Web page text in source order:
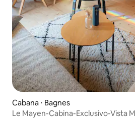
Cabana ⋅ Bagnes
Le Mayen-Cabina-Exclusivo-Vista